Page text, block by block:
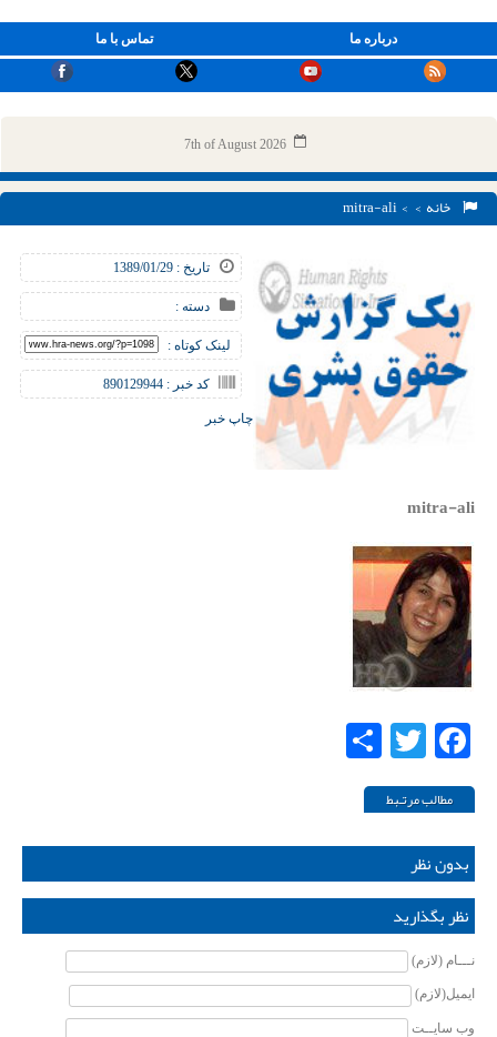
تماس با ما درباره ما
7th of August 2026
خانه > > mitra-ali
تاریخ : 1389/01/29
دسته :
لینک کوتاه :
کد خبر : 890129944
چاپ خبر
mitra-ali
Facebook
Twitter
مطالب مرتـبط
بدون نظر
نظر بگذارید
نـــام (لازم)
ایمیل(لازم)
وب سایــت